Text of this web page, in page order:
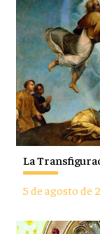
La
5 de agosto de